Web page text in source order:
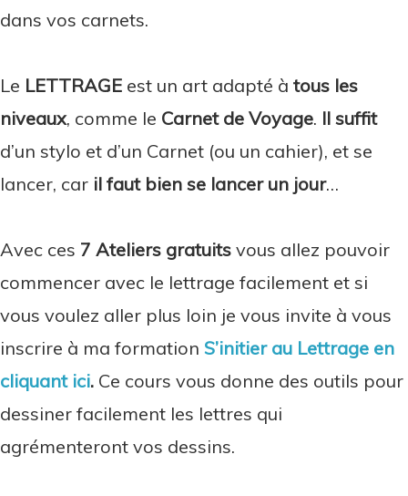
dans vos carnets.
Le LETTRAGE est un art adapté à tous les
niveaux, comme le Carnet de Voyage. Il suffit
d’un stylo et d’un Carnet (ou un cahier), et se
lancer, car il faut bien se lancer un jour…
Avec ces 7 Ateliers gratuits vous allez pouvoir
commencer avec le lettrage facilement et si
vous voulez aller plus loin je vous invite à vous
inscrire à ma formation S’initier au Lettrage en
cliquant ici. Ce cours vous donne des outils pour
dessiner facilement les lettres qui
agrémenteront vos dessins.